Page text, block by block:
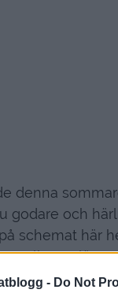
- Do Not
denna
godare och
schemat här
att läsa
boken. Så